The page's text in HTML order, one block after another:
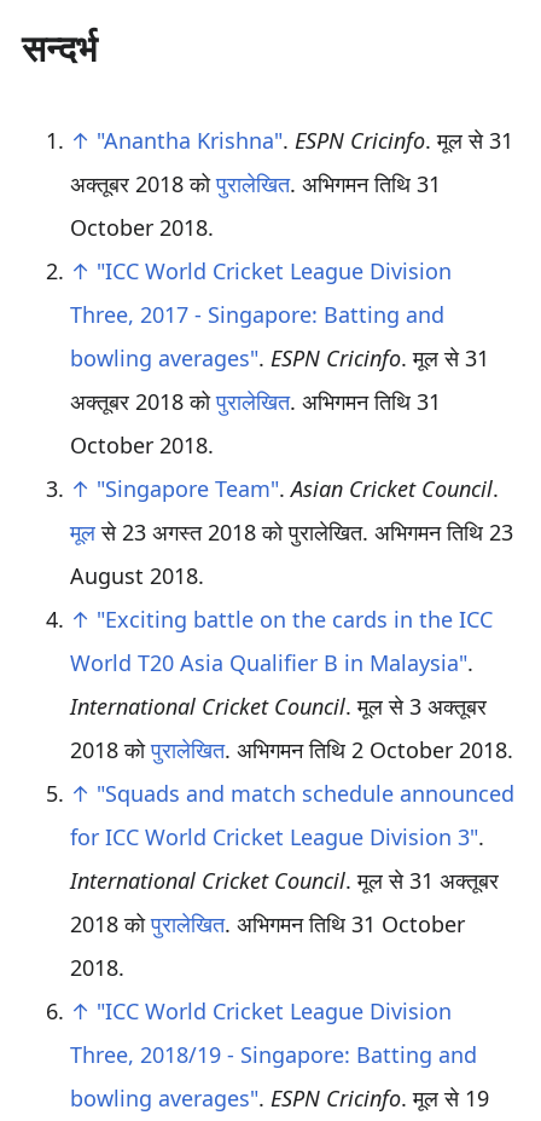
सन्दर्भ
↑ "Anantha Krishna". ESPN Cricinfo. मूल से 31
अक्तूबर 2018 कोपुरालेखित. अभिगमन तिथि 31
October2018.
↑ "ICC World Cricket League Division
Three, 2017 - Singapore: Batting and
bowling averages". ESPN Cricinfo. मूल से 31
अक्तूबर 2018 कोपुरालेखित. अभिगमन तिथि 31
October2018.
↑ "Singapore Team".Asian Cricket Council.
मूलसे 23 अगस्त 2018 को पुरालेखित. अभिगमन तिथि 23
August 2018.
↑ "Exciting battle on the cards in the ICC
World T20 Asia Qualifier B in Malaysia".
International Cricket Council. मूल से 3 अक्तूबर
2018 कोपुरालेखित. अभिगमन तिथि 2 October2018.
↑ "Squads and match schedule announced
for ICC World Cricket League Division 3".
International Cricket Council. मूल से 31 अक्तूबर
2018 कोपुरालेखित. अभिगमन तिथि 31 October
2018.
↑ "ICC World Cricket League Division
Three, 2018/19 - Singapore: Batting and
bowling averages". ESPN Cricinfo. मूल से 19